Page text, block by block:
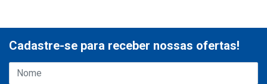
Cadastre-se para receber nossas ofertas!